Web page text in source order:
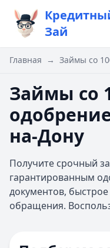
Зай
Главная → Займы со
Займы со
на-Дону
Получите срочный
гарантированным
документов,
обращения.